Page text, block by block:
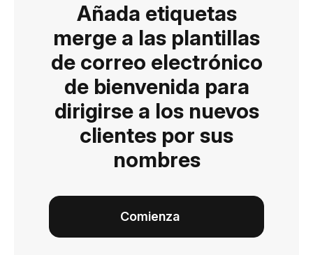
Añada etiquetas
merge a las plantillas
de correo electrónico
de bienvenida para
dirigirse a los nuevos
clientes por sus
nombres
Comienza